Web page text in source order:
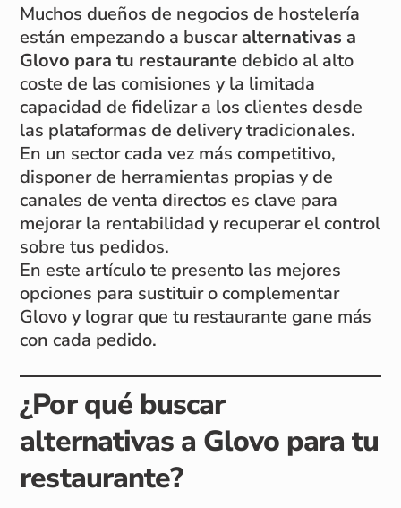
Muchos dueños de negocios de hostelería
están empezando a buscaralternativas a
Glovo para tu restaurante debido al alto
coste de las comisiones y la limitada
capacidad de fidelizar a los clientes desde
las plataformas de delivery tradicionales.
En un sector cada vez más competitivo,
disponer de herramientas propias y de
canales de venta directos es clave para
mejorar la rentabilidad y recuperar el control
sobre tus pedidos.
En este artículo te presento las mejores
opciones para sustituir o complementar
Glovo y lograr que tu restaurante gane más
con cada pedido.
¿Por qué buscar
alternativas a Glovo para tu
restaurante?